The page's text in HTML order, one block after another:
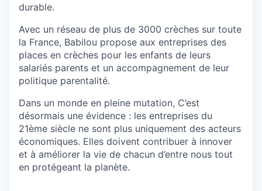
durable.
Avec un réseau de plus de 3000 crèches sur toute
la France, Babilou propose aux entreprises des
places en crèches pour les enfants de leurs
salariés parents et un accompagnement de leur
politique parentalité.
Dans un monde en pleine mutation, C’est
désormais une évidence : les entreprises du
21ème siècle ne sont plus uniquement des acteurs
économiques. Elles doivent contribuer à innover
et à améliorer la vie de chacun d’entre nous tout
en protégeant la planète.